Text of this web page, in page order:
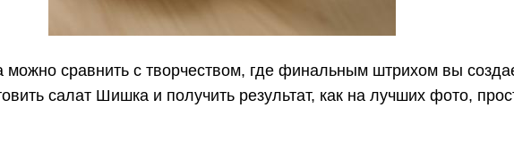
можно сравнить с творчеством, где финальным штрихом вы
салат Шишка и получить результат, как на лучших фото,